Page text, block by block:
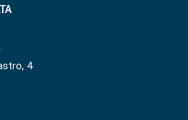
4